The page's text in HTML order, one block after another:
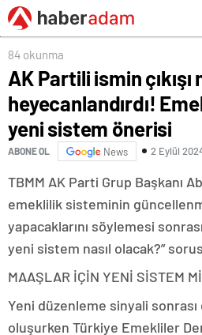
sistem önerisi
84 okunma
AK Partili ismin çıkışı
heyecanlandırdı!
yeni sistem önerisi
ABONE OL News 2 Eylül
TBMM AK Parti Grup Başkanı
emeklilik sisteminin
yapacaklarını söylemesi
yeni sistem nasıl olacak?”
MAAŞLAR İÇİN YENİ SİSTEM
Yeni düzenleme sinyali
oluşurken Türkiye Emekliler